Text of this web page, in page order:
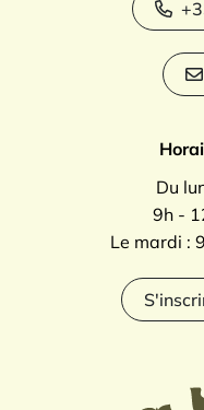
Du
9h -
Le mardi :